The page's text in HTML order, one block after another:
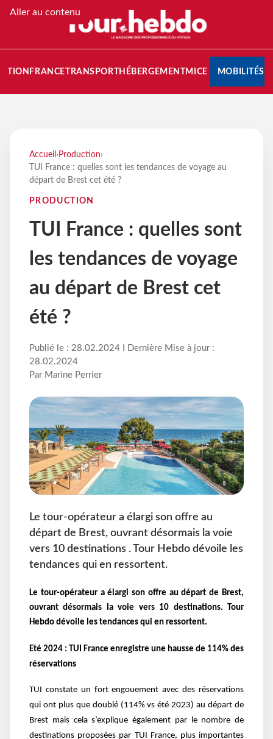
Aller au contenu
FRANCETRANSPORT HÉBERGEMENTMICE MOBILITÉS
Accueil › Production›
TUI France : quelles sont les tendances de voyage au
départ de Brest cet été ?
PRODUCTION
TUI France : quelles sont
les tendances de voyage
au départ de Brest cet
été ?
Publié le : 28.02.2024 I Dernière Mise à jour :
28.02.2024
Par Marine Perrier
Le tour-opérateur a élargi son offre au
départ de Brest, ouvrant désormais la voie
vers 10 destinations . Tour Hebdo dévoile les
tendances qui en ressortent.
Le tour-opérateur a élargi son offre au départ de Brest,
ouvrant désormais la voie vers 10 destinations.
Tour
Hebdo dévoile les tendances qui en ressortent.
Eté 2024 : TUI France enregistre une hausse de 114% des
réservations
TUI constate un fort engouement avec des réservations
qui ont plus que doublé (114% vs été 2023) au départ de
Brest mais cela s’explique également par le nombre de
destinations proposées par TUI France, plus importantes